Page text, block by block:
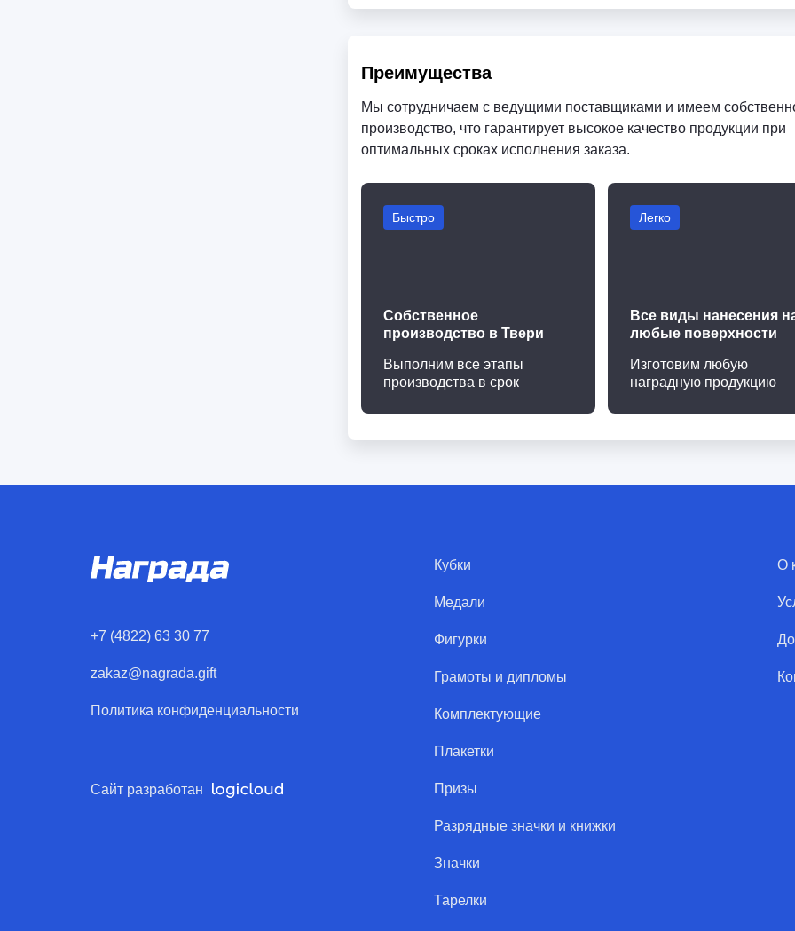
Преимущества
Мы сотрудничаем с ведущими поставщиками и имеем
производство, что гарантирует высокое качество продукции при
оптимальных сроках исполнения заказа.
Быстро
Собственное
производство в Твери
Выполним все этапы
производства в срок
Легко
Все виды нанесения
любые поверхности
Изготовим любую
наградную продукцию
+7 (4822) 63 30 77
zakaz@nagrada.gift
Политика конфиденциальности
Сайт разработан
Кубки
Медали
Фигурки
Грамоты и дипломы
Комплектующие
Плакетки
Призы
Разрядные значки и книжки
Значки
Тарелки
О